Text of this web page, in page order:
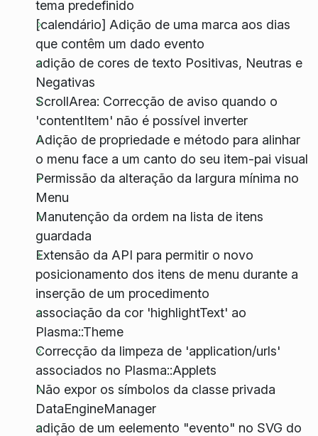
tema predefinido
[calendário] Adição de uma marca aos dias
que contêm um dado evento
adição de cores de texto Positivas, Neutras e
Negativas
ScrollArea: Correcção de aviso quando o
'contentItem' não é possível inverter
Adição de propriedade e método para alinhar
o menu face a um canto do seu item-pai visual
Permissão da alteração da largura mínima no
Menu
Manutenção da ordem na lista de itens
guardada
Extensão da API para permitir o novo
posicionamento dos itens de menu durante a
inserção de um procedimento
associação da cor 'highlightText' ao
Plasma::Theme
Correcção da limpeza de 'application/urls'
associados no Plasma::Applets
Não expor os símbolos da classe privada
DataEngineManager
adição de um eelemento "evento" no SVG do